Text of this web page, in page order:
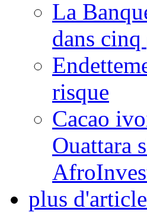
La
dans
risque
Cacao
Ouattara
plus